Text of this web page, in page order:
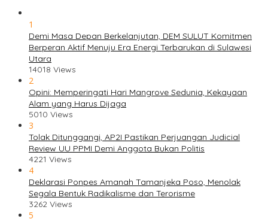
1
Demi Masa Depan Berkelanjutan, DEM SULUT Komitmen
Berperan Aktif Menuju Era Energi Terbarukan di Sulawesi
Utara
14018 Views
2
Opini: Memperingati Hari Mangrove Sedunia, Kekayaan
Alam yang Harus Dijaga
5010 Views
3
Tolak Ditunggangi, AP2I Pastikan Perjuangan Judicial
Review UU PPMI Demi Anggota Bukan Politis
4221 Views
4
Deklarasi Ponpes Amanah Tamanjeka Poso, Menolak
Segala Bentuk Radikalisme dan Terorisme
3262 Views
5